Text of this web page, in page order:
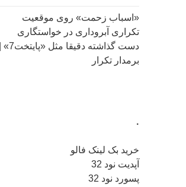
«اسباب زحمت» روی موقعیت
تکراری آبروداری در خواستگاری
دست گذاشته دقیقا مثل «پایتخت7» |
برمدار تکرار
.
خرید بک لینک فالو
آپدیت نود 32
پسورد نود 32